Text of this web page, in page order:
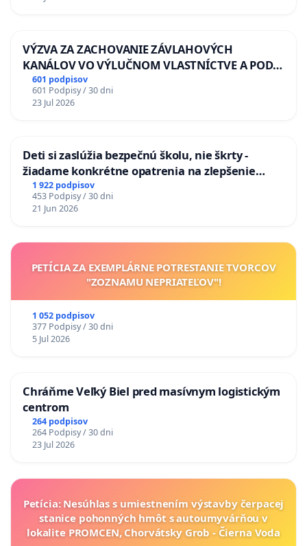
VÝZVA ZA ZACHOVANIE ZÁVLAHOVÝCH
KANÁLOV VO VÝLUČNOM VLASTNÍCTVE A POD
KONTROLOU SLOVENSKEJ REPUBLIKY & žiadosť
na riešenie zanedbaného stavu závlahových a
odvodňovacích kanálov na Slovensku
601 podpisov
601 Podpisy / 30 dni
23 Jul 2026
Deti si zaslúžia bezpečnú školu, nie škrty -
žiadame konkrétne opatrenia na zlepšenie
situácie v školstve
1 922 podpisov
453 Podpisy / 30 dni
21 Jun 2026
PETÍCIA ZA EXEMPLÁRNE POTRESTANIE TVORCOV
"ZOZNAMU NEPRIATEĽOV"!
1 052 podpisov
377 Podpisy / 30 dni
5 Jul 2026
Chráňme Veľký Biel pred masívnym logistickým
centrom
264 podpisov
264 Podpisy / 30 dni
23 Jul 2026
Petícia: Nesúhlas s umiestnením výstavby čerpacej
stanice pohonných hmôt s autoumyvárňou v
lokalite PROMCEN, Chorvátsky Grob - Čierna Voda